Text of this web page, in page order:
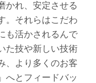
かれ、安定させる
。それらはこだわ
も活かされるんで
た技や新しい技術
、より多くのお客
へとフィードバッ